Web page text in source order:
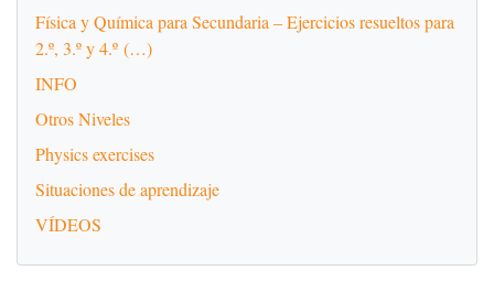
Física y Química para Secundaria – Ejercicios resueltos para
2.º, 3.º y 4.º (…)
INFO
Otros Niveles
Physics exercises
Situaciones de aprendizaje
VÍDEOS